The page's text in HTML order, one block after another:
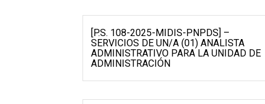
[P.S. 108-2025-MIDIS-PNPDS] –
SERVICIOS DE UN/A (01) ANALISTA
ADMINISTRATIVO PARA LA UNIDAD DE
ADMINISTRACIÓN